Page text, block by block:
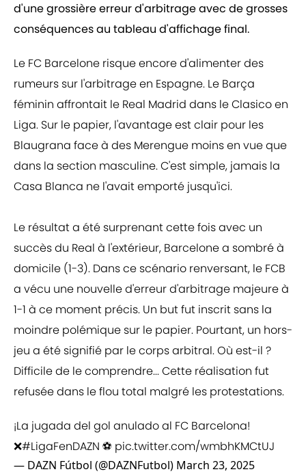
d'une grossière erreur d'arbitrage avec de grosses
conséquences au tableau d'affichage final.
Le FC Barcelone risque encore d'alimenter des
rumeurs sur l'arbitrage en Espagne. Le Barça
féminin affrontait le Real Madrid dans le Clasico en
Liga. Sur le papier, l'avantage est clair pour les
Blaugrana face à des Merengue moins en vue que
dans la section masculine. C'est simple, jamais la
Casa Blanca ne l'avait emporté jusqu'ici.
Le résultat a été surprenant cette fois avec un
succès du Real à l'extérieur, Barcelone a sombré à
domicile (1-3). Dans ce scénario renversant, le FCB
a vécu une nouvelle d'erreur d'arbitrage majeure à
1-1 à ce moment précis. Un but fut inscrit sans la
moindre polémique sur le papier. Pourtant, un hors-
jeu a été signifié par le corps arbitral. Où est-il ?
Difficile de le comprendre... Cette réalisation fut
refusée dans le flou total malgré les protestations.
¡La jugada del gol anulado al FC Barcelona!
❌#LigaFenDAZN ⚽ pic.twitter.com/wmbhKMCtUJ
— DAZN Fútbol (@DAZNFutbol) March 23, 2025